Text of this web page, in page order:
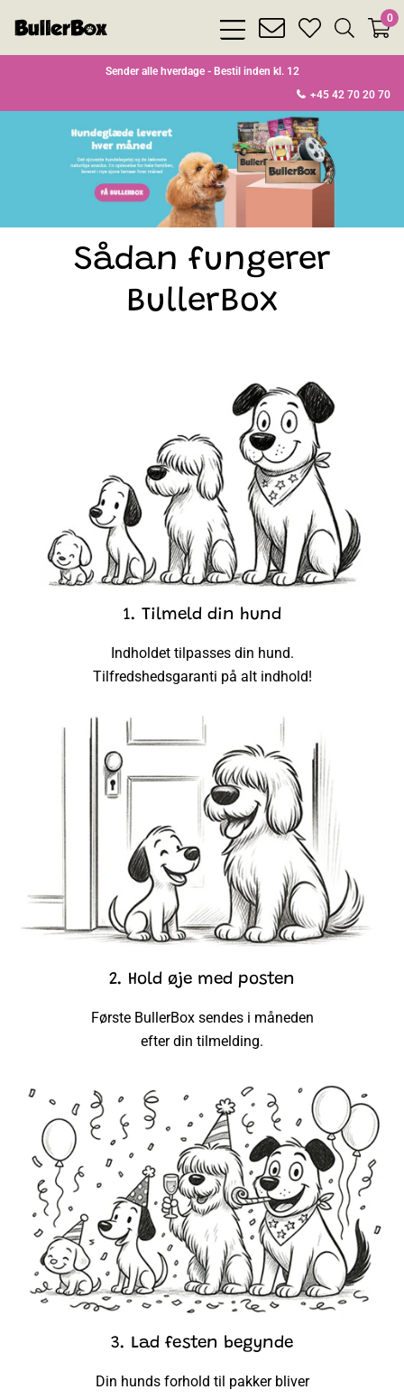
bars
light
envelope
heart
search
0
Sender alle hverdage - Bestil inden kl. 12
+45 42 70 20 70
Sådan fungerer
BullerBox
1. Tilmeld din hund
Indholdet tilpasses din hund.
Tilfredshedsgaranti på alt indhold!
2. Hold øje med posten
Første BullerBox sendes i måneden
efter din tilmelding.
3. Lad festen begynde
Din hunds forhold til pakker bliver